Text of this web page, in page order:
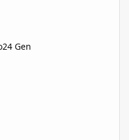
24 Gen